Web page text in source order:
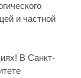
и частной
В Санкт-